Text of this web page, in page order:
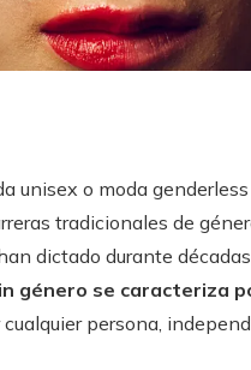
unisex o moda
tradicionales de
dictado durante
género se caracteriza
persona,